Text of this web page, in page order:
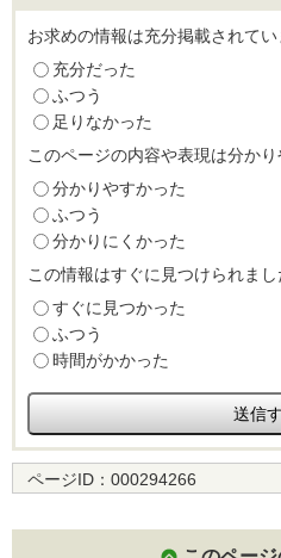
お求めの情報は充分掲載されてい
充分だった
ふつう
足りなかった
このページの内容や表現は分か
分かりやすかった
ふつう
分かりにくかった
この情報はすぐに見つけられまし
すぐに見つかった
ふつう
時間がかかった
ページID： 000294266